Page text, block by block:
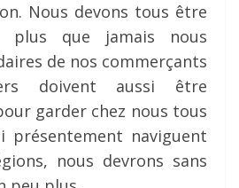
Nous devons tous être
plus que jamais nous
de nos commerçants
doivent aussi être
garder chez nous tous
présentement naviguent
nous devrons sans